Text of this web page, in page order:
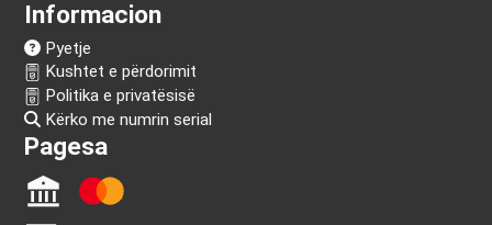
Na ndiq!